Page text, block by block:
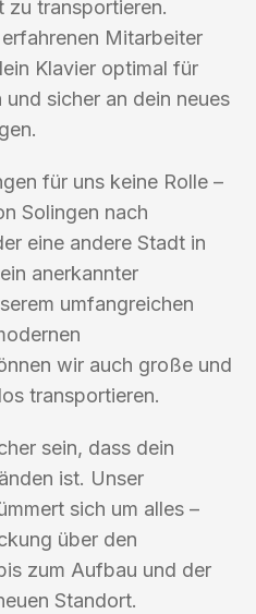
zu transportieren.
Mitarbeiter
Klavier optimal für
sicher an dein neues
für uns keine Rolle –
Solingen nach
eine andere Stadt in
anerkannter
umfangreichen
wir auch große und
transportieren.
sein, dass dein
ist. Unser
sich um alles –
über den
zum Aufbau und der
Standort.